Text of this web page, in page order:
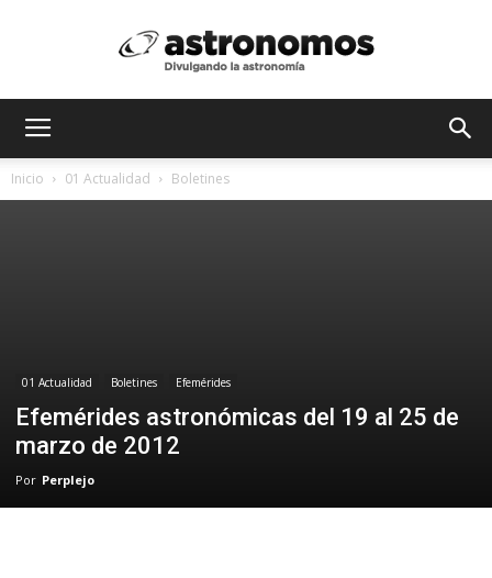
Inicio 01 Actualidad Boletines
01 Actualidad Boletines Efemérides
Efemérides astronómicas del 19 al 25 de
marzo de 2012
Por Perplejo